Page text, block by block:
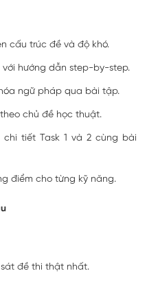
cấu trúc đề và độ khó.
hướng dẫn step-by-step.
ngữ pháp qua bài tập.
chủ đề học thuật.
tiết Task 1 và 2 cùng bài
điểm cho từng kỹ năng.
đề thi thật nhất.